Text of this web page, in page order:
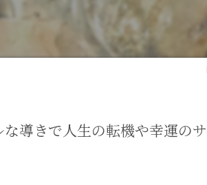
な導きで人生の転機や幸運の